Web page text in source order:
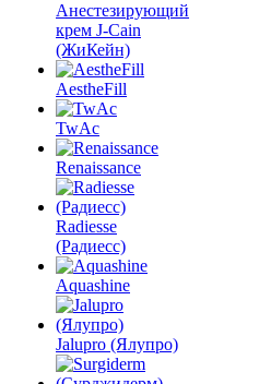
Анестезирующий
крем J-Cain
(ЖиКейн)
AestheFill
TwAc
Renaissance
Radiesse
(Радиесс)
Aquashine
Jalupro (Ялупро)